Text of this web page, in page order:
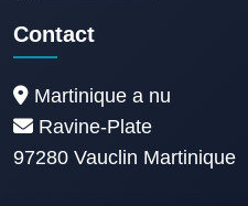
Contact
Martinique a nu
Ravine-Plate
97280 Vauclin Martinique